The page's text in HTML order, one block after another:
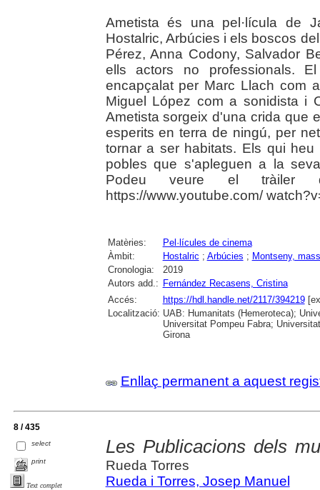
Ametista és una pel·lícula de
Hostalric, Arbúcies i els boscos
Pérez, Anna Codony, Salvador
ells actors no professionals.
encapçalat per Marc Llach com
Miguel López com a sonidista i
Ametista sorgeix d'una crida que
esperits en terra de ningú, per
tornar a ser habitats. Els qui
pobles que s'apleguen a la
Podeu veure el tràiler
https://www.youtube.com/
Matèries:
Pel·lícules de cinema
Àmbit:
Hostalric ; Arbúcies ; Montseny,
Cronologia:
2019
Autors add.: Fernández Recasens, Cristina
Accés:
https://hdl.handle.net/2117/394219
Localització: UAB: Humanitats (Hemeroteca);
Universitat Pompeu Fabra;
Girona
Enllaç permanent a aquest
8 / 435
select
print
Text complet
Les Publicacions dels
Rueda Torres
Rueda i Torres, Josep Manuel